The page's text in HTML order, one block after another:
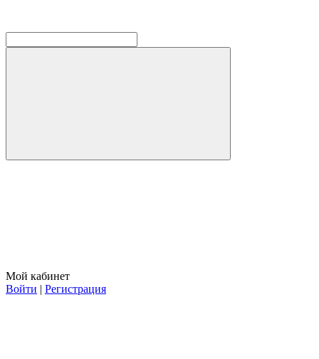
Мой кабинет
Войти | Регистрация